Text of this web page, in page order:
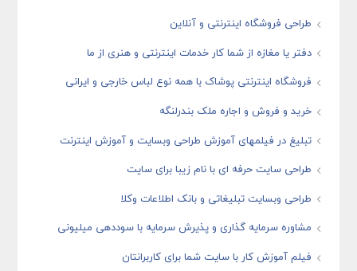
طراحی فروشگاه اینترنتی و آنلاین
دفتر یا مغازه از شما کار خدمات اینترنتی و هنری از ما
فروشگاه اینترنتی پوشاک با همه نوع لباس خارجی و ایرانی
خرید و فروش و اجاره ملک بندرلنگه
تبلیغ در فیلمهای آموزش طراحی وبسایت و آموزش اینترنت
طراحی سایت حرفه ای با نام زیبا برای سایت
طراحی وبسایت تبلیغاتی و بانک اطلاعات وکلا
مشاوره سرمایه گذاری و پذیرش سرمایه با سوددهی میلیونی
فیلم آموزش کار با سایت شما برای کاربرانتان